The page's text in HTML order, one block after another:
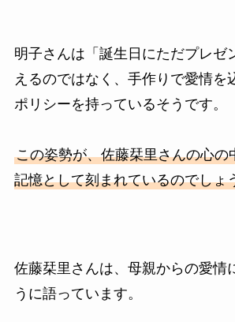
明子さんは「誕生日にただプレゼ
えるのではなく、手作りで愛情を
ポリシーを持っているそうです。
この姿勢が、佐藤栞里さんの心の
記憶として刻まれているのでしょ
佐藤栞里さんは、母親からの愛情
うに語っています。